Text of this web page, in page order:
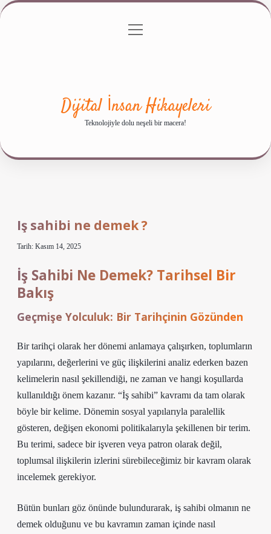
Gizlilik Politikası
menüyü
Dijital İnsan Hikayeleri
Teknolojiyle dolu neşeli bir macera!
Iş sahibi ne demek ?
Tarih: Kasım 14, 2025
İş Sahibi Ne Demek? Tarihsel Bir
Bakış
Geçmişe Yolculuk: Bir Tarihçinin Gözünden
Bir tarihçi olarak her dönemi anlamaya çalışırken, toplumların
yapılarını, değerlerini ve güç ilişkilerini analiz ederken bazen
kelimelerin nasıl şekillendiği, ne zaman ve hangi koşullarda
kullanıldığı önem kazanır. “İş sahibi” kavramı da tam olarak
böyle bir kelime. Dönemin sosyal yapılarıyla paralellik
gösteren, değişen ekonomi politikalarıyla şekillenen bir terim.
Bu terimi, sadece bir işveren veya patron olarak değil,
toplumsal ilişkilerin izlerini sürebileceğimiz bir kavram olarak
incelemek gerekiyor.
Bütün bunları göz önünde bulundurarak, iş sahibi olmanın ne
demek olduğunu ve bu kavramın zaman içinde nasıl